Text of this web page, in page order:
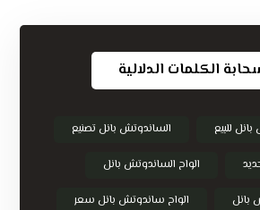
الكلمات الدلالية
للبيع الساندوتش بانل تصنيع
الواح الساندوتش بانل
بانل الواح ساندوتش بانل سعر